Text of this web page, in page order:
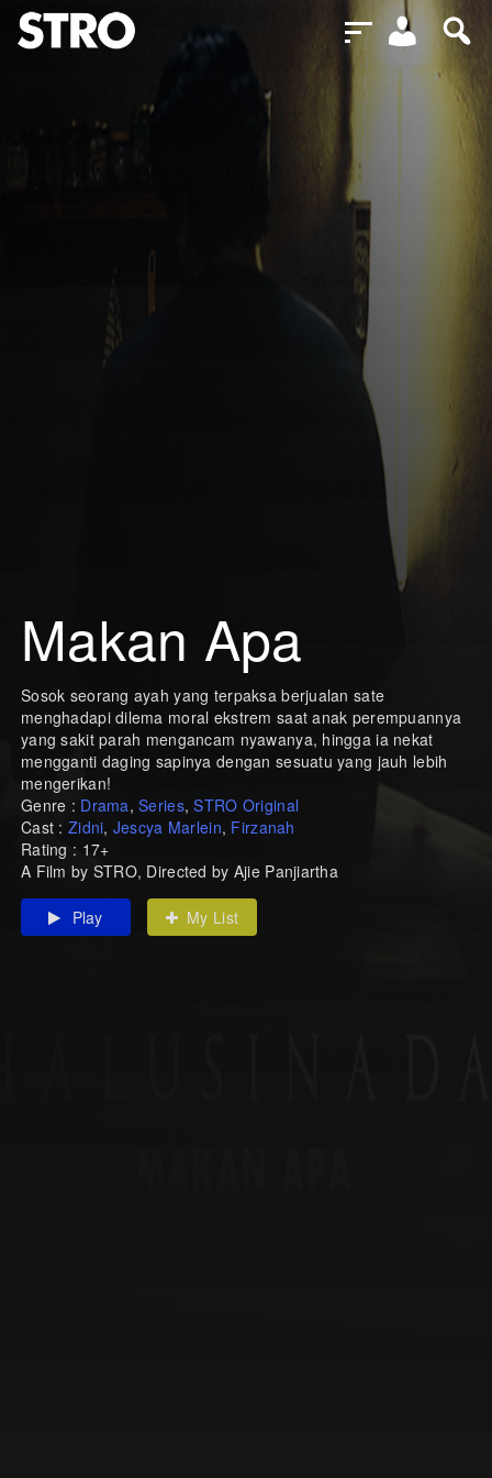
Makan Apa
Sosok seorang ayah yang terpaksa berjualan sate
menghadapi dilema moral ekstrem saat anak perempuannya
yang sakit parah mengancam nyawanya, hingga ia nekat
mengganti daging sapinya dengan sesuatu yang jauh lebih
mengerikan!
Genre : Drama,Series,STRO Original
Cast : Zidni, Jescya Marlein, Firzanah
Rating : 17+
A Film by STRO, Directed by Ajie Panjiartha
Play My List